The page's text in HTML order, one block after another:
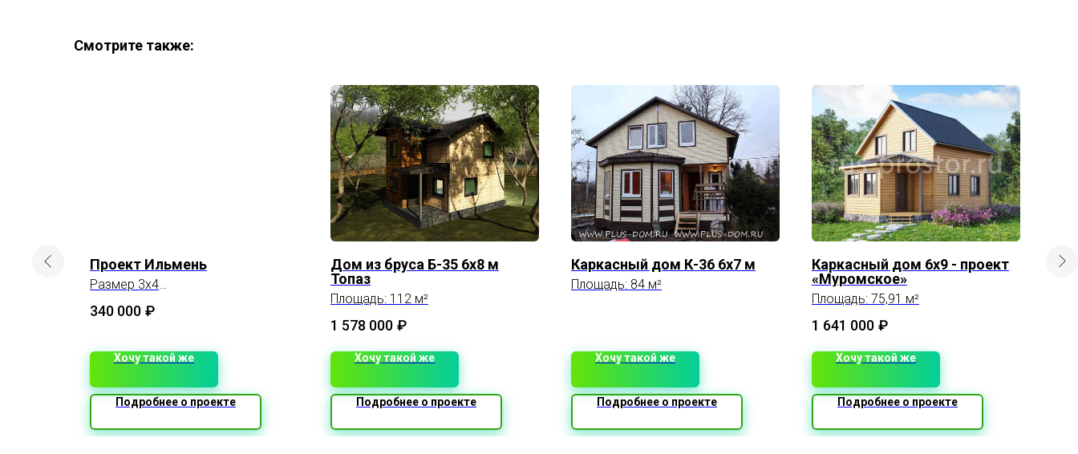
Смотрите также:
Проект Ильмень
Размер 3х4
340 000 ₽
Хочу такой же
Подробнее о проекте
Дом из бруса Б-35 6х8 м
Топаз
Площадь: 112 м²
1 578 000 ₽
Хочу такой же
Подробнее о проекте
Каркасный дом К-36 6х7 м
Площадь: 84 м²
Хочу такой же
Подробнее о проекте
Каркасный дом 6х9 - проект
«Муромское»
Площадь: 75,91 м²
1 641 000 ₽
Хочу такой же
Подробнее о проекте